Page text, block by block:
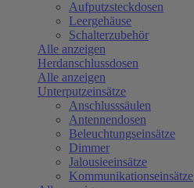
Aufputzsteckdosen
Leergehäuse
Schalterzubehör
Alle anzeigen
Herdanschlussdosen
Alle anzeigen
Unterputzeinsätze
Anschlusssäulen
Antennendosen
Beleuchtungseinsätze
Dimmer
Jalousieeinsätze
Kommunikationseinsätze